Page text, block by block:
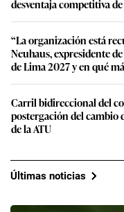
desventaja competitiva
“La organización está
Neuhaus, expresidente
de Lima 2027 y en qué
Carril bidireccional del
postergación del cambio
de la ATU
Últimas noticias